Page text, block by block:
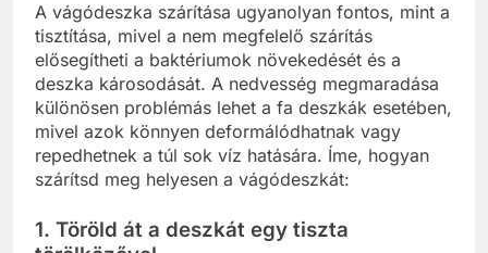
A vágódeszka szárítása ugyanolyan fontos, mint a
tisztítása, mivel a nem megfelelő szárítás
elősegítheti a baktériumok növekedését és a
deszka károsodását. A nedvesség megmaradása
különösen problémás lehet a fa deszkák esetében,
mivel azok könnyen deformálódhatnak vagy
repedhetnek a túl sok víz hatására. Íme, hogyan
szárítsd meg helyesen a vágódeszkát:
1. Töröld át a deszkát egy tiszta